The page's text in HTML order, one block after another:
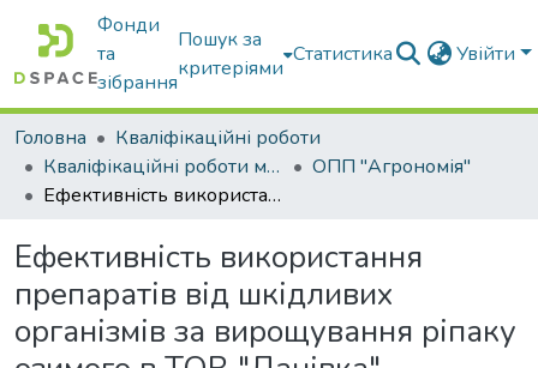
Фонди
та
зібрання
Пошук за
критеріями
Статистика Увійти
Головна
Кваліфікаційні роботи
Кваліфікаційні роботи магістрів
ОПП "Агрономія"
Ефективність використання препаратів від шкідливих організмів за вирощування ріпаку озимого в ТОВ "Данівка" Чернігівської області
Ефективність використання
препаратів від шкідливих
організмів за вирощування ріпаку